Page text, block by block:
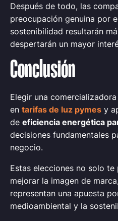
Después de todo, las
preocupación genuina por
sostenibilidad resultarán
despertarán un mayor
Conclusión
Elegir una
en tarifas de luz pymes y
de eficiencia energética
decisiones fundamentales
negocio.
Estas elecciones no solo
mejorar la imagen de
representan una apuesta
medioambiental y la